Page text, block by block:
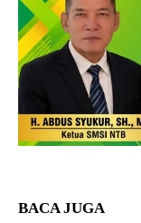
BACA JUGA